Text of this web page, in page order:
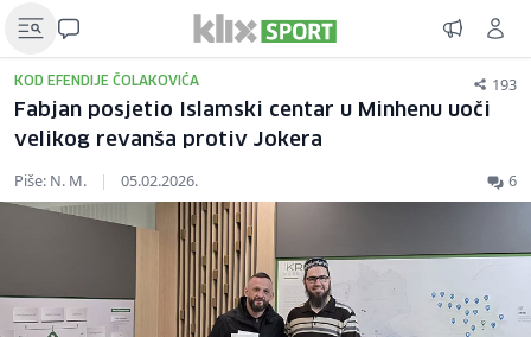
KOD EFENDIJE ČOLAKOVIĆA 193
Fabjan posjetio Islamski centar u Minhenu uoči
velikog revanša protiv Jokera
Piše: N. M. | 05.02.2026. 6